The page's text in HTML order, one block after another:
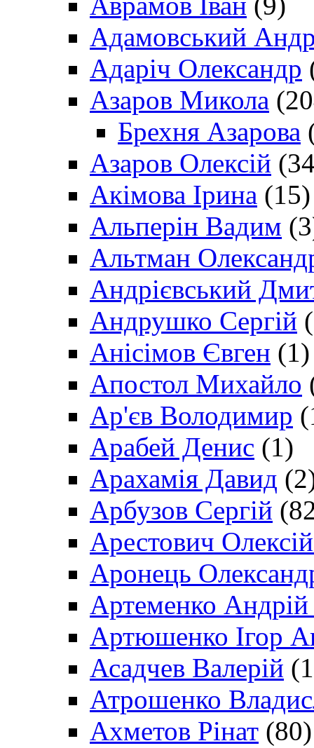
Адамовський
Адаріч Олександр
Азаров Микола
Брехня Азарова
Азаров Олексій
Акімова Ірина (15)
Альперін Вадим
Альтман
Андрієвський
Андрушко Сергій
Анісімов Євген (1)
Апостол Михайло
Ар'єв Володимир
Арабей Денис (1)
Арахамія Давид
Арбузов Сергій
Арестович
Аронець
Артеменко Андрій
Артюшенко Ігор
Асадчев Валерій
Атрошенко
Ахметов Рінат (80)